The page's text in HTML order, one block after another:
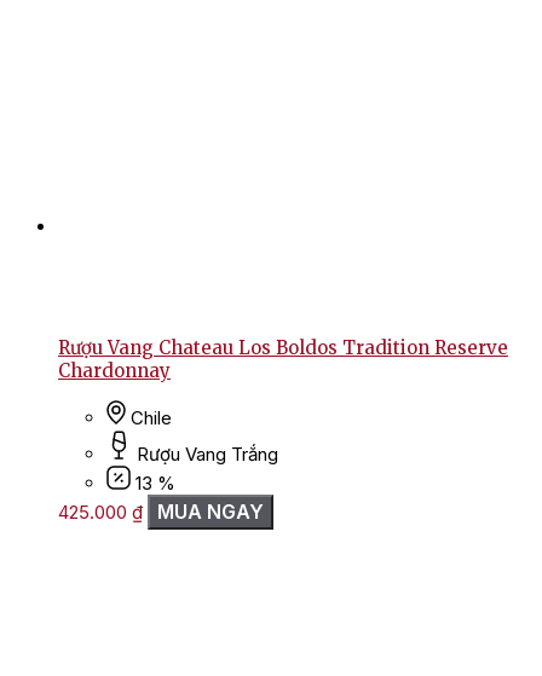
Rượu Vang Chateau Los Boldos Tradition Reserve
Chardonnay
Chile
Rượu Vang Trắng
13 %
425.000 ₫ MUA NGAY